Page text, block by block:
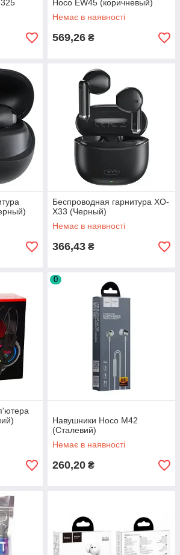
Hoco EW45 (коричневый)
Немає в наявності
569,26 ₴
Беспроводная гарнитура XO-
X33 (Черный)
Немає в наявності
366,43 ₴
0
Навушники Hoco M42
(Сталевий)
Немає в наявності
260,20 ₴